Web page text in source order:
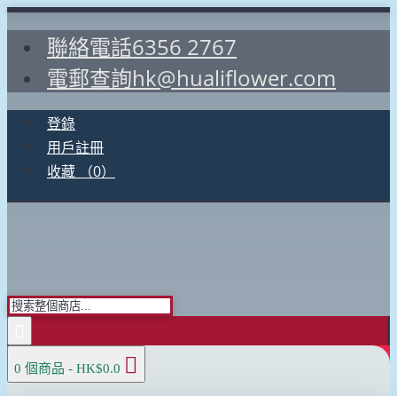
聯絡電話6356 2767
電郵查詢hk@hualiflower.com
登錄
用戶註冊
收藏 （0）
0 個商品 - HK$0.0